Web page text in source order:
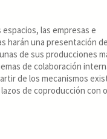
las empresas e
harán una presentación
de sus producciones
de colaboración
de los mecanismos
de coproducción con